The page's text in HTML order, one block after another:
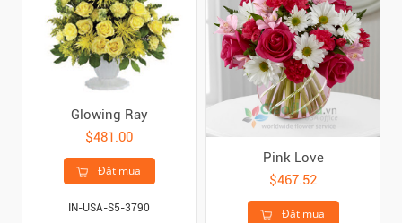
Glowing Ray
$481.00
Đặt mua
IN-USA-S5-3790
Pink Love
$467.52
Đặt mua